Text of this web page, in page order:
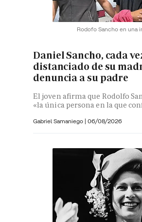
Rodofo Sancho en una
Daniel Sancho, cada
distanciado de su
denuncia a su padre
El joven afirma que Rodolfo
«la única persona en la que
Gabriel Samaniego | 06/08/2026